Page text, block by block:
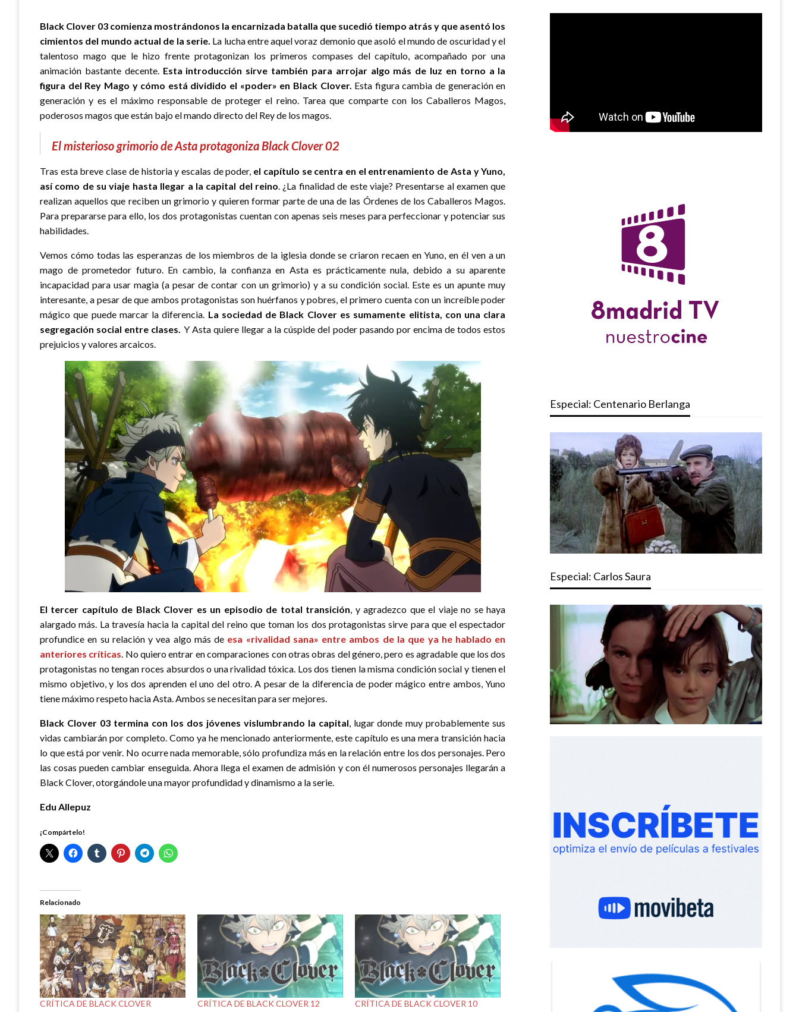
Black Clover 03 comienza mostrándonos la encarnizada batalla que sucedió tiempo atrás y que asentó los
cimientos del mundo actual de la serie. La lucha entre aquel voraz demonio que asoló el mundo de oscuridad y el
talentoso mago que le hizo frente protagonizan los primeros compases del capítulo, acompañado por una
animación bastante decente. Esta introducción sirve también para arrojar algo más de luz en torno a la
figura del Rey Mago y cómo está dividido el «poder» en Black Clover. Esta figura cambia de generación en
generación y es el máximo responsable de proteger el reino. Tarea que comparte con los Caballeros Magos,
poderosos magos que están bajo el mando directo del Rey de los magos.
El misterioso grimorio de Asta protagoniza Black Clover 02
Tras esta breve clase de historia y escalas de poder, el capítulo se centra en el entrenamiento de Asta y Yuno,
así como de su viaje hasta llegar a la capital del reino. ¿La finalidad de este viaje? Presentarse al examen que
realizan aquellos que reciben un grimorio y quieren formar parte de una de las Órdenes de los Caballeros Magos.
Para prepararse para ello, los dos protagonistas cuentan con apenas seis meses para perfeccionar y potenciar sus
habilidades.
Vemos cómo todas las esperanzas de los miembros de la iglesia donde se criaron recaen en Yuno, en él ven a un
mago de prometedor futuro. En cambio, la confianza en Asta es prácticamente nula, debido a su aparente
incapacidad para usar magia (a pesar de contar con un grimorio) y a su condición social. Este es un apunte muy
interesante, a pesar de que ambos protagonistas son huérfanos y pobres, el primero cuenta con un increíble poder
mágico que puede marcar la diferencia. La sociedad de Black Clover es sumamente elitista, con una clara
segregación social entre clases. Y Asta quiere llegar a la cúspide del poder pasando por encima de todos estos
prejuicios y valores arcaicos.
El tercer capítulo de Black Clover es un episodio de total transición, y agradezco que el viaje no se haya
alargado más. La travesía hacia la capital del reino que toman los dos protagonistas sirve para que el espectador
profundice en su relación y vea algo más de esa «rivalidad sana» entre ambos de la que ya he hablado en
anteriores críticas. No quiero entrar en comparaciones con otras obras del género, pero es agradable que los dos
protagonistas no tengan roces absurdos o una rivalidad tóxica. Los dos tienen la misma condición social y tienen el
mismo objetivo, y los dos aprenden el uno del otro. A pesar de la diferencia de poder mágico entre ambos, Yuno
tiene máximo respeto hacia Asta. Ambos se necesitan para ser mejores.
Black Clover 03 termina con los dos jóvenes vislumbrando la capital, lugar donde muy probablemente sus
vidas cambiarán por completo. Como ya he mencionado anteriormente, este capítulo es una mera transición hacia
lo que está por venir. No ocurre nada memorable, sólo profundiza más en la relación entre los dos personajes. Pero
las cosas pueden cambiar enseguida. Ahora llega el examen de admisión y con él numerosos personajes llegarán a
Black Clover, otorgándole una mayor profundidad y dinamismo a la serie.
Edu Allepuz
¡Compártelo!
Relacionado
CRÍTICA DE BLACK CLOVER
CRÍTICA DE BLACK CLOVER 12
CRÍTICA DE BLACK CLOVER 10
Especial: Centenario Berlanga
Especial: Carlos Saura